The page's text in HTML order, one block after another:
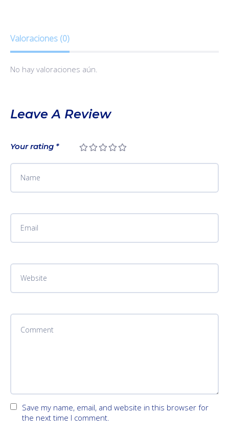
Valoraciones (0)
No hay valoraciones aún.
Leave A Review
Your rating *
Save my name, email, and website in this browser for
the next time I comment.